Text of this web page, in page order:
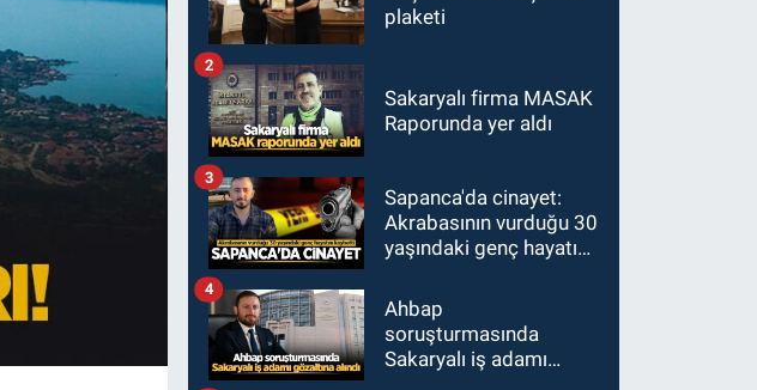
plaketi
Sakaryalı firma MASAK
Raporunda yer aldı
2
Sapanca'da cinayet:
Akrabasının vurduğu 30
yaşındaki genç hayatını
3
Ahbap
soruşturmasında
Sakaryalı iş adamı
4